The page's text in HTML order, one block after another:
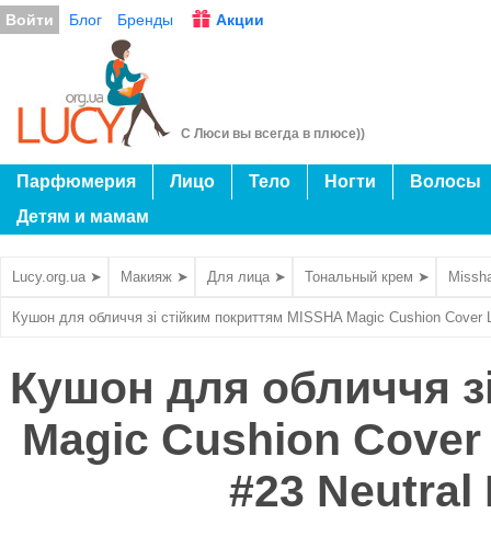
Войти Блог Бренды Акции
С Люси вы всегда в плюсе))
Парфюмерия Лицо Тело Ногти
Волосы
Детям и мамам
Lucy.org.ua ➤ Макияж ➤ Для лица ➤ Тональный крем ➤
Кушон для обличчя зі стійким покриттям MISSHA Magic Cushion
Кушон для обличчя
Magic Cushion
#23 Neutral